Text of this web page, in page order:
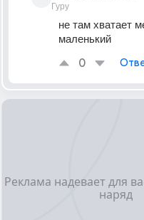
Гуру
не там хватает
маленький
0